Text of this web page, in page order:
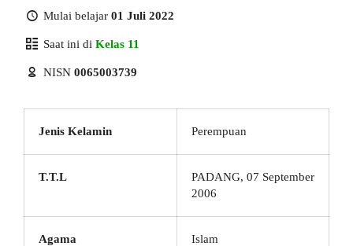
Mulai belajar 01 Juli 2022
Saat ini di Kelas 11
NISN 0065003739
Jenis Kelamin Perempuan
T.T.L
PADANG, 07 September
2006
Agama Islam